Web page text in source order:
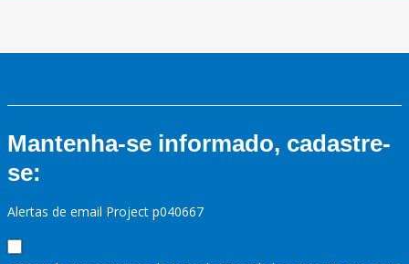
Mantenha-se informado, cadastre-
se:
Alertas de email Project p040667